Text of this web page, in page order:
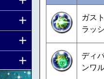
ガス
ラッ
ディ
ンワ